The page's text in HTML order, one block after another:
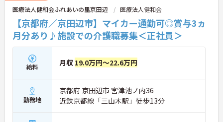
医療法人健和会ふれあいの里京田辺 医療法人健和会
【京都府／京田辺市】マイカー通勤可◎賞与3ヵ
月分あり♪施設での介護職募集＜正社員＞
給料 月収 19.0万円～22.6万円
勤務地
京都府 京田辺市 宮津池ノ内36
近鉄京都線「三山木駅」徒歩13分